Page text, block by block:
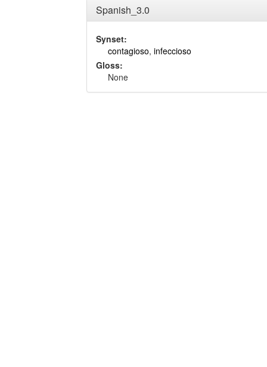
Spanish_3.0
Synset:
contagioso, infeccioso
Gloss:
None